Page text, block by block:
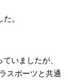
。
いましたが、
スポーツと共通